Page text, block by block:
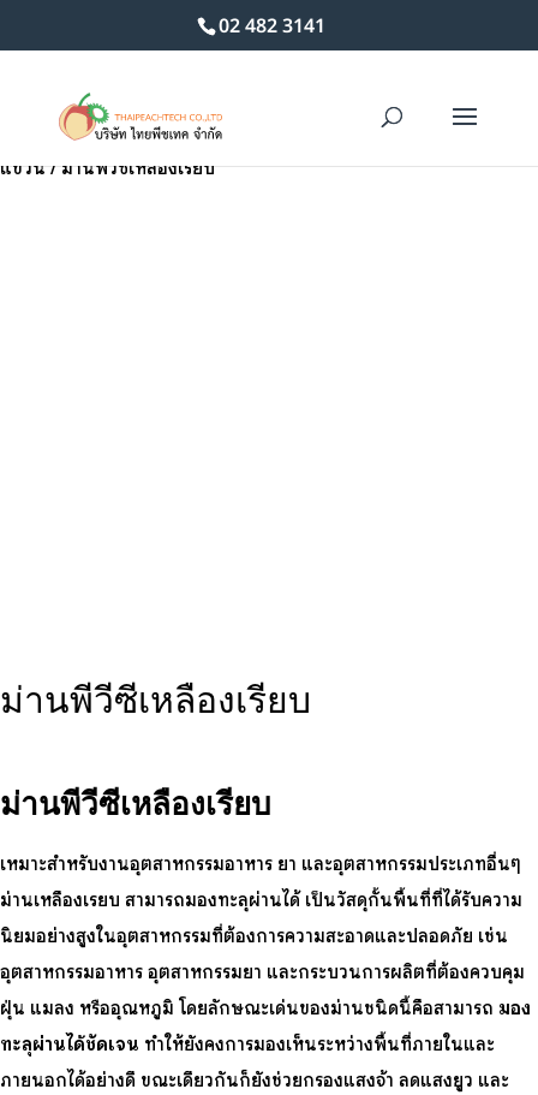
02 482 3141
/ม่านพีวีซี (PVC) ม่านริ้วพลาสติกใส ทุกแบบ ระบบติดตั้งราง
แขวน/ ม่านพีวีซีเหลืองเรียบ
ม่านพีวีซีเหลืองเรียบ
ม่านพีวีซีเหลืองเรียบ
เหมาะสำหรับงานอุตสาหกรรมอาหาร ยา และอุตสาหกรรมประเภทอื่นๆ
ม่านเหลืองเรียบ สามารถมองทะลุผ่านได้ เป็นวัสดุกั้นพื้นที่ที่ได้รับความ
นิยมอย่างสูงในอุตสาหกรรมที่ต้องการความสะอาดและปลอดภัย เช่น
อุตสาหกรรมอาหาร อุตสาหกรรมยา และกระบวนการผลิตที่ต้องควบคุม
ฝุ่น แมลง หรืออุณหภูมิ โดยลักษณะเด่นของม่านชนิดนี้คือสามารถ มอง
ทะลุผ่านได้ชัดเจน ทำให้ยังคงการมองเห็นระหว่างพื้นที่ภายในและ
ภายนอกได้อย่างดี ขณะเดียวกันก็ยังช่วยกรองแสงจ้า ลดแสงยูวี และ